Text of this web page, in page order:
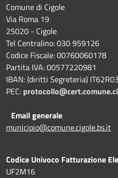
Comune di Cigole
Via Roma 19
25020 - Cigole
Tel Centralino: 030 959126
Codice Fiscale: 00760060178
Partita IVA: 00577220981
IBAN: (diritti Segreteria)
PEC:
Email generale
municipio@comune.cigole.bs.it
Codice Univoco Fatturazione
UF2M16